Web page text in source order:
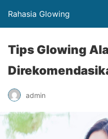
Rahasia Glowing
Tips Glowing
admin